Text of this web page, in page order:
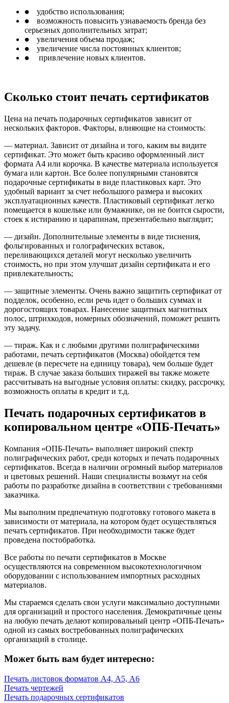
brightness_1 удобство использования;
brightness_1
возможность повысить узнаваемость бренда без
серьезных дополнительных затрат;
brightness_1 увеличения объема продаж;
brightness_1 увеличение числа постоянных клиентов;
brightness_1 привлечение новых клиентов.
Сколько стоит печать сертификатов
Цена на печать подарочных сертификатов зависит от
нескольких факторов. Факторы, влияющие на стоимость:
— материал. Зависит от дизайна и того, каким вы видите
сертификат. Это может быть красиво оформленный лист
формата А4 или корочка. В качестве материала используется
бумага или картон. Все более популярными становятся
подарочные сертификаты в виде пластиковых карт. Это
удобный вариант за счет небольшого размера и высоких
эксплуатационных качеств. Пластиковый сертификат легко
помещается в кошельке или бумажнике, он не боится сырости,
стоек к истиранию и царапинам, презентабельно выглядит;
— дизайн. Дополнительные элементы в виде тиснения,
фольгированных и голографических вставок,
переливающихся деталей могут несколько увеличить
стоимость, но при этом улучшат дизайн сертификата и его
привлекательность;
— защитные элементы. Очень важно защитить сертификат от
подделок, особенно, если речь идет о больших суммах и
дорогостоящих товарах. Нанесение защитных магнитных
полос, штрихкодов, номерных обозначений, поможет решить
эту задачу.
— тираж. Как и с любыми другими полиграфическими
работами, печать сертификатов (Москва) обойдется тем
дешевле (в пересчете на единицу товара), чем больше будет
тираж. В случае заказа больших тиражей вы также можете
рассчитывать на выгодные условия оплаты: скидку, рассрочку,
возможность оплаты в кредит и т.д.
Печать подарочных сертификатов в
копировальном центре «ОПБ-Печать»
Компания «ОПБ-Печать» выполняет широкий спектр
полиграфических работ, среди которых и печать подарочных
сертификатов. Всегда в наличии огромный выбор материалов
и цветовых решений. Наши специалисты возьмут на себя
работы по разработке дизайна в соответствии с требованиями
заказчика.
Мы выполним предпечатную подготовку готового макета в
зависимости от материала, на котором будет осуществляться
печать сертификатов. При необходимости также будет
проведена постобработка.
Все работы по печати сертификатов в Москве
осуществляются на современном высокотехнологичном
оборудовании с использованием импортных расходных
материалов.
Мы стараемся сделать свои услуги максимально доступными
для организаций и простого населения. Демократичные цены
на любую печать делают копировальный центр «ОПБ-Печать»
одной из самых востребованных полиграфических
организаций в столице.
Может быть вам будет интересно:
Печать листовок форматов А4, А5, А6
Печать чертежей
Печать подарочных сертификатов